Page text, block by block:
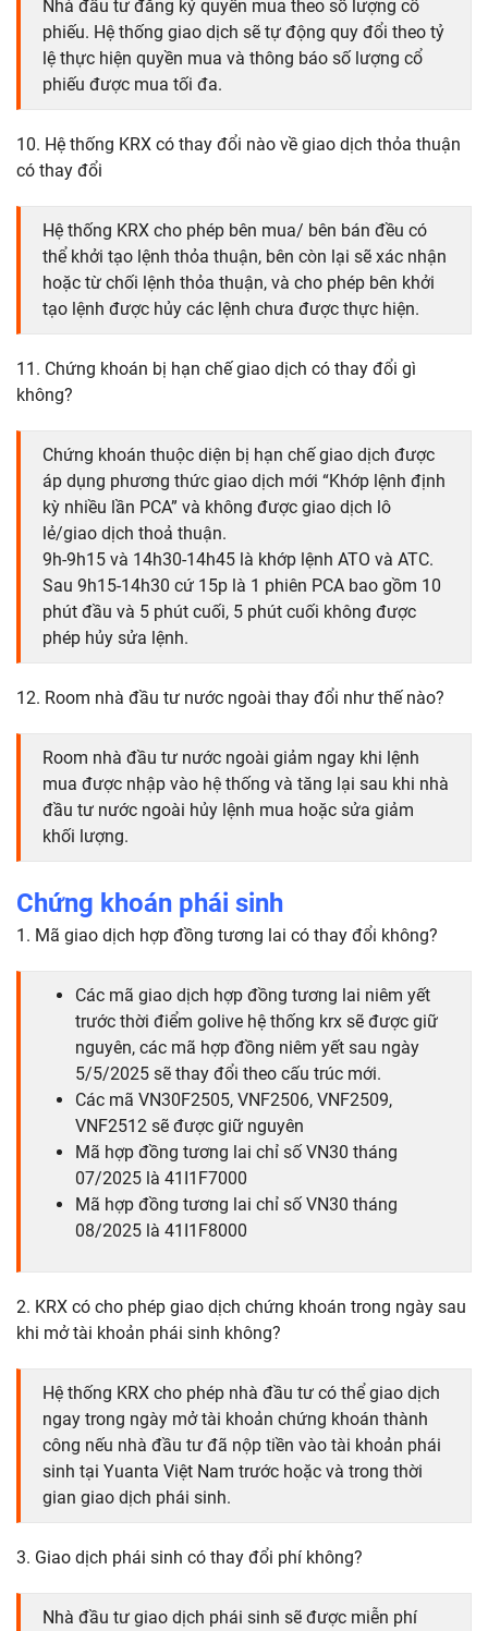
Nhà đầu tư đăng ký quyền mua theo số lượng cổ
phiếu. Hệ thống giao dịch sẽ tự động quy đổi theo tỷ
lệ thực hiện quyền mua và thông báo số lượng cổ
phiếu được mua tối đa.
10. Hệ thống KRX có thay đổi nào về giao dịch thỏa thuận
có thay đổi
Hệ thống KRX cho phép bên mua/ bên bán đều có
thể khởi tạo lệnh thỏa thuận, bên còn lại sẽ xác nhận
hoặc từ chối lệnh thỏa thuận, và cho phép bên khởi
tạo lệnh được hủy các lệnh chưa được thực hiện.
11. Chứng khoán bị hạn chế giao dịch có thay đổi gì
không?
Chứng khoán thuộc diện bị hạn chế giao dịch được
áp dụng phương thức giao dịch mới “Khớp lệnh định
kỳ nhiều lần PCA” và không được giao dịch lô
lẻ/giao dịch thoả thuận.
9h-9h15 và 14h30-14h45 là khớp lệnh ATO và ATC.
Sau 9h15-14h30 cứ 15p là 1 phiên PCA bao gồm 10
phút đầu và 5 phút cuối, 5 phút cuối không được
phép hủy sửa lệnh.
12. Room nhà đầu tư nước ngoài thay đổi như thế nào?
Room nhà đầu tư nước ngoài giảm ngay khi lệnh
mua được nhập vào hệ thống và tăng lại sau khi nhà
đầu tư nước ngoài hủy lệnh mua hoặc sửa giảm
khối lượng.
Chứng khoán phái sinh
1. Mã giao dịch hợp đồng tương lai có thay đổi không?
Các mã giao dịch hợp đồng tương lai niêm yết
trước thời điểm golive hệ thống krx sẽ được giữ
nguyên, các mã hợp đồng niêm yết sau ngày
5/5/2025 sẽ thay đổi theo cấu trúc mới.
Các mã VN30F2505, VNF2506, VNF2509,
VNF2512 sẽ được giữ nguyên
Mã hợp đồng tương lai chỉ số VN30 tháng
07/2025 là 41I1F7000
Mã hợp đồng tương lai chỉ số VN30 tháng
08/2025 là 41I1F8000
2. KRX có cho phép giao dịch chứng khoán trong ngày sau
khi mở tài khoản phái sinh không?
Hệ thống KRX cho phép nhà đầu tư có thể giao dịch
ngay trong ngày mở tài khoản chứng khoán thành
công nếu nhà đầu tư đã nộp tiền vào tài khoản phái
sinh tại Yuanta Việt Nam trước hoặc và trong thời
gian giao dịch phái sinh.
3. Giao dịch phái sinh có thay đổi phí không?
Nhà đầu tư giao dịch phái sinh sẽ được miễn phí